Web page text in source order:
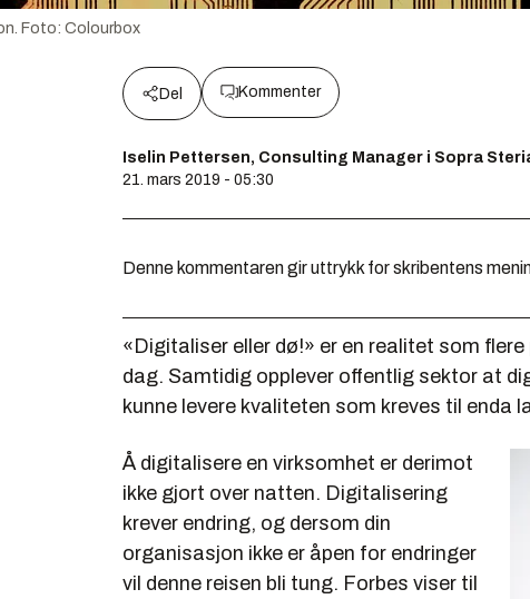
Foto: Colourbox
Del Kommenter
Iselin Pettersen, Consulting Manager i Sopra
21. mars 2019 - 05:30
Denne kommentaren gir uttrykk for skribentens
«Digitaliser eller dø!» er en realitet som
dag. Samtidig opplever offentlig sektor at
kunne levere kvaliteten som kreves til enda
Å digitalisere en virksomhet er derimot
ikke gjort over natten. Digitalisering
krever endring, og dersom din
organisasjon ikke er åpen for endringer
vil denne reisen bli tung. Forbes viser til